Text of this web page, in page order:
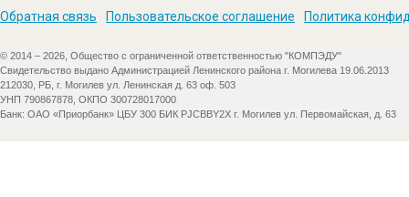
Обратная связь Пользовательское соглашение Политика
© 2014 – 2026, Общество с ограниченной ответственностью "КОМПЭДУ"
Свидетельство выдано Администрацией Ленинского района г. Могилева 19.06.2013
212030, РБ, г. Могилев ул. Ленинская д. 63 оф. 503
УНП 790867878, ОКПО 300728017000
Банк: ОАО «Приорбанк» ЦБУ 300 БИК PJCBBY2X г. Могилев ул. Первомайская, д. 63